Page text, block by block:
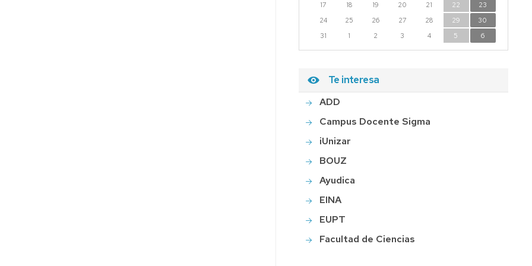
17
18 19 20 21 22
23
24
25 26 27 28 29
30
31
1 2 3 4 5 6
Te interesa
ADD
Campus Docente Sigma
iUnizar
BOUZ
Ayudica
EINA
EUPT
Facultad de Ciencias